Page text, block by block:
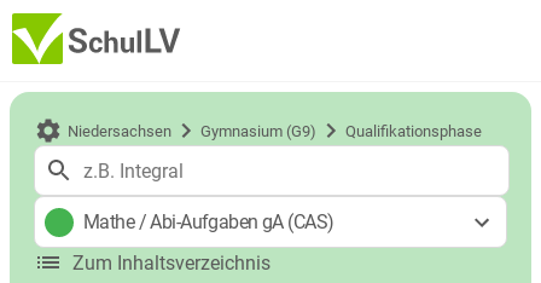
Niedersachsen Gymnasium (G9) Qualifikationsphase
Mathe/Abi-Aufgaben gA (CAS)
Zum Inhaltsverzeichnis